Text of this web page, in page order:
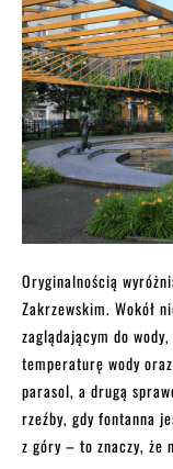
Oryginalnością
Zakrzewskim. Wokół
zaglądającym do
temperaturę wody
parasol, a drugą
rzeźby, gdy fontanna
z góry – to znaczy, że